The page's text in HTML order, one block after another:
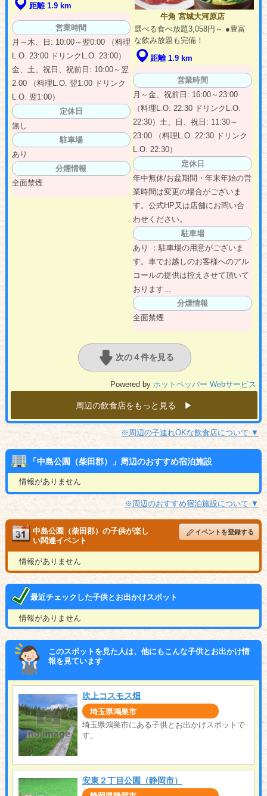
距離 1.9 km
営業時間
月～木、日: 10:00～翌0:00 （料理
L.O. 23:00 ドリンクL.O. 23:00）
金、土、祝日、祝前日: 10:00～翌
2:00 （料理L.O. 翌1:00 ドリンク
L.O. 翌1:00）
定休日
無し
駐車場
あり
分煙情報
全面禁煙
牛角 宮城大河原店
選べる食べ放題3,058円～ ●豊富
な飲み放題も完備！
距離 1.9 km
営業時間
月～金、祝前日: 16:00～23:00
（料理L.O. 22:30 ドリンクL.O.
22:30）土、日、祝日: 11:30～
23:00 （料理L.O. 22:30 ドリンク
L.O. 22:30）
定休日
年中無休/お盆期間・年末年始の営
業時間は変更の場合がございま
す。公式HP又は店舗にお問い合
わせください。
駐車場
あり ：駐車場の用意がございま
す。車でお越しのお客様へのアル
コールの提供は控えさせて頂いて
おります...
分煙情報
全面禁煙
次の４件を見る
Powered byホットペッパー Webサービス
周辺の飲食店をもっと見る ▶︎
※周辺の子連れOKな飲食店について ▼
「中島公園（柴田郡）」周辺のおすすめ宿泊施設
情報がありません
※周辺のおすすめ宿泊施設について ▼
中島公園（柴田郡）の子供が楽し
い関連イベント
イベントを登録する
情報がありません
最近チェックした子供とお出かけスポット
情報がありません
このスポットを見た人は、他にもこんな子供とお出かけ情
報を見ています
吹上コスモス畑
埼玉県鴻巣市
埼玉県鴻巣市にある子供とお出かけスポットで
す。
安東２丁目公園（静岡市）